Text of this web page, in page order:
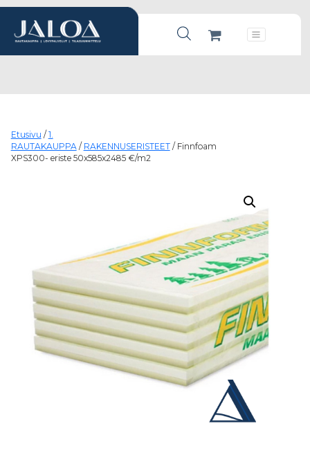
Products search
Päävalikko
Etusivu / 1.
RAUTAKAUPPA/ RAKENNUSERISTEET/ Finnfoam
XPS300- eriste 50x585x2485 €/m2